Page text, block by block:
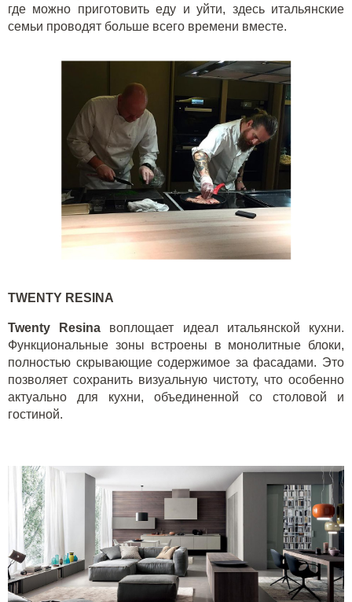
где можно приготовить еду и уйти, здесь итальянские
семьи проводят больше всего времени вместе.
TWENTY RESINA
Twenty Resina
воплощает идеал итальянской кухни.
Функциональные зоны встроены в монолитные блоки,
полностью скрывающие содержимое за фасадами. Это
позволяет сохранить визуальную чистоту, что особенно
актуально для кухни, объединенной со столовой и
гостиной.